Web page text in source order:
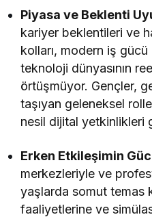
Piyasa ve Beklenti
kariyer beklentileri ve
kolları, modern iş gücü
teknoloji dünyasının
örtüşmüyor. Gençler,
taşıyan geleneksel
nesil dijital yetkinlikleri
Erken Etkileşimin
merkezleriyle ve
yaşlarda somut temas
faaliyetlerine ve